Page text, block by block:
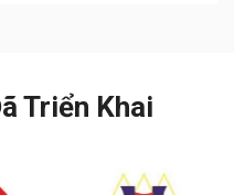
Triển Khai